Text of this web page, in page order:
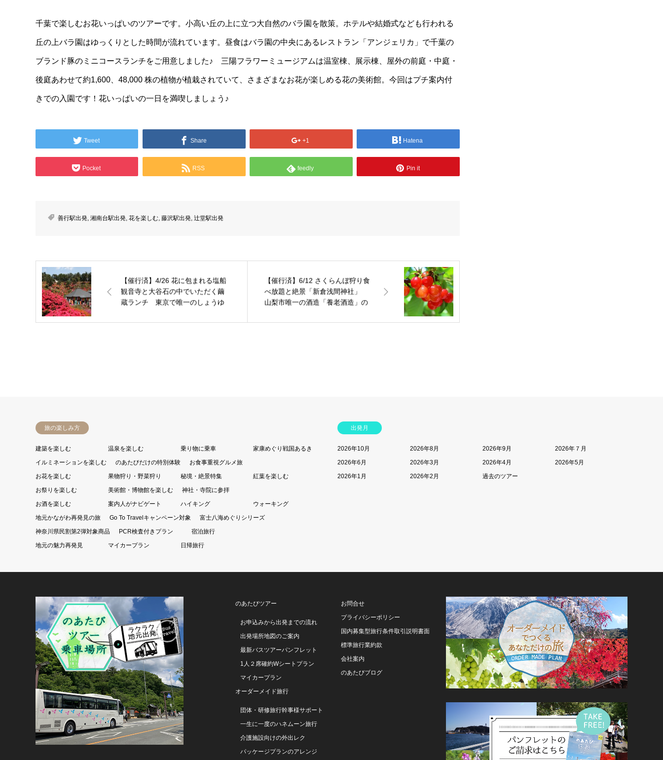
千葉で楽しむお花いっぱいのツアーです。小高い丘の上に立つ大自然のバラ園を散策。ホテルや結婚式なども行われる
丘の上バラ園はゆっくりとした時間が流れています。昼食はバラ園の中央にあるレストラン「アンジェリカ」で千葉の
ブランド豚のミニコースランチをご用意しました♪ 三陽フラワーミュージアムは温室棟、展示棟、屋外の前庭・中庭・
後庭あわせて約1,600、48,000 株の植物が植栽されていて、さまざまなお花が楽しめる花の美術館。今回はプチ案内付
きでの入園です！花いっぱいの一日を満喫しましょう♪
Tweet Share +1 Hatena
Pocket RSS feedly Pin it
善行駅出発 湘南台駅出発 花を楽しむ 藤沢駅出発 辻堂駅出発
【催行済】4/26 花に包まれる塩船
観音寺と大谷石の中でいただく繭
蔵ランチ 東京で唯一のしょうゆ
ボクハムのお買物
【催行済】6/12 さくらんぼ狩り食
べ放題と絶景「新倉浅間神社」
山梨市唯一の酒造「養老酒造」の
旅の楽しみ方
建築を楽しむ 温泉を楽しむ 乗り物に乗車
家康めぐり戦国あるき
イルミネーションを楽しむ
のあたびだけの特別体験
お食事重視グルメ旅
お花を楽しむ
果物狩り・野菜狩り 秘境・絶景特集
紅葉を楽しむ
お祭りを楽しむ
美術館・博物館を楽しむ
神社・寺院に参拝
お酒を楽しむ
案内人がナビゲート ハイキング
ウォーキング
地元かながわ再発見の旅
Go To Travelキャンペーン対象
富士八海めぐりシリーズ
神奈川県民割第2弾対象商品
PCR検査付きプラン
宿泊旅行
地元の魅力再発見
マイカープラン 日帰旅行
出発月
2026年10月 2026年8月 2026年9月
2026年７月
2026年6月
2026年3月 2026年4月
2026年5月
2026年1月
2026年2月 過去のツアー
のあたびツアー
お申込みから出発までの流れ
出発場所地図のご案内
最新バスツアーパンフレット
1人２席確約Wシートプラン
マイカープラン
オーダーメイド旅行
団体・研修旅行幹事様サポート
一生に一度のハネムーン旅行
介護施設向けの外出レク
パッケージプランのアレンジ
お問合せ
プライバシーポリシー
国内募集型旅行条件取引説明書面
標準旅行業約款
会社案内
のあたびブログ